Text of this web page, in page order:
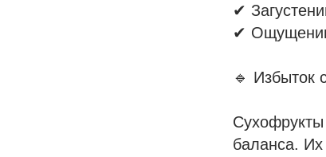
✔
✔ Ощущению
🔹 Избыток
Сухофрукты
баланса. Их